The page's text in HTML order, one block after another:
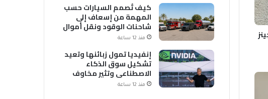
كيف تُصمم السيارات حسب
المهمة من إسعاف إلى
شاحنات الوقود ونقل أموال
منذ 12 ساعة
إنفيديا تمول زبائنها وتعيد
تشكيل سوق الذكاء
الاصطناعي وتثير مخاوف
منذ 12 ساعة